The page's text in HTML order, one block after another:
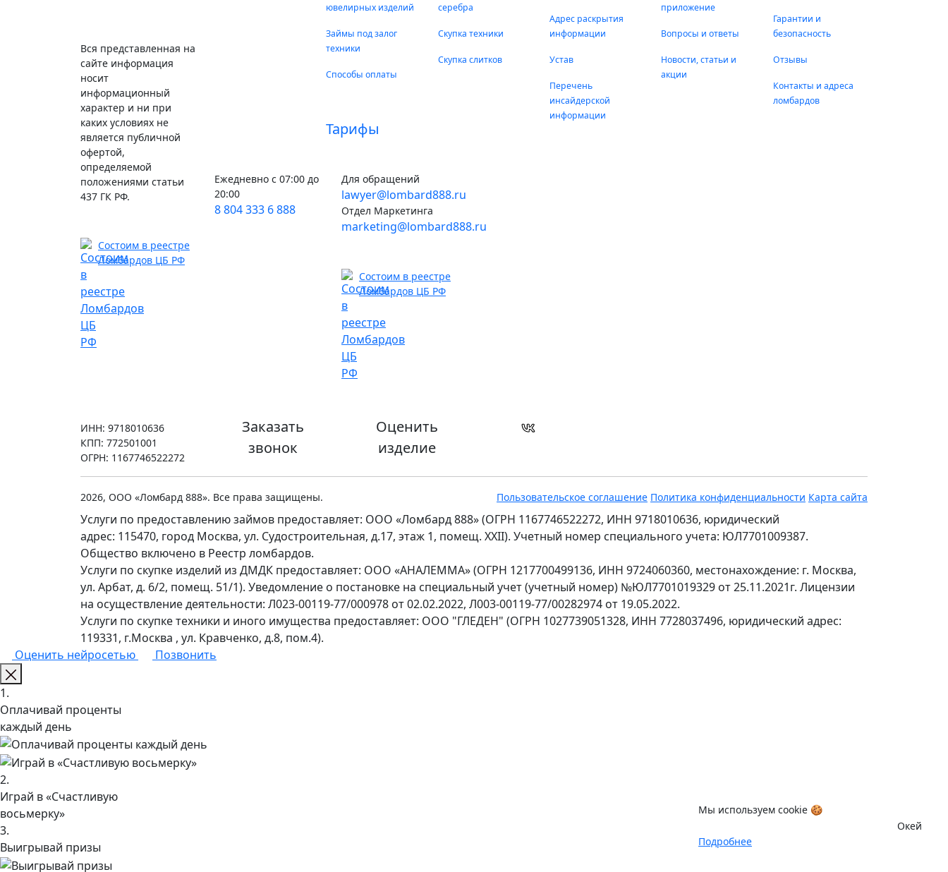
Вся представленная на
сайте информация
носит
информационный
характер и ни при
каких условиях не
является публичной
офертой,
определяемой
положениями статьи
437 ГК РФ.
Состоим в реестре
Ломбардов ЦБ РФ
ИНН: 9718010636
КПП: 772501001
ОГРН: 1167746522272
ювелирных изделий
Займы под залог
техники
Способы оплаты
Тарифы
серебра
Скупка техники
Скупка слитков
Адрес раскрытия
информации
Устав
Перечень
инсайдерской
информации
приложение
Вопросы и ответы
Новости, статьи и
акции
Гарантии и
безопасность
Отзывы
Контакты и адреса
ломбардов
Ежедневно с 07:00 до
20:00
8 804 333 6 888
Для обращений
lawyer@lombard888.ru
Отдел Маркетинга
marketing@lombard888.ru
Состоим в реестре
Ломбардов ЦБ РФ
Заказать
звонок
Оценить
изделие
2026, ООО «Ломбард 888». Все права защищены. Пользовательское соглашение Политика конфиденциальности Карта сайта
Услуги по предоставлению займов предоставляет: ООО «Ломбард 888» (ОГРН 1167746522272, ИНН 9718010636, юридический
адрес: 115470, город Москва, ул. Судостроительная, д.17, этаж 1, помещ. XXII). Учетный номер специального учета: ЮЛ7701009387.
Общество включено в Реестр ломбардов.
Услуги по скупке изделий из ДМДК предоставляет: ООО «АНАЛЕММА» (ОГРН 1217700499136, ИНН 9724060360, местонахождение: г. Москва,
ул. Арбат, д. 6/2, помещ. 51/1). Уведомление о постановке на специальный учет (учетный номер) №ЮЛ7701019329 от 25.11.2021г. Лицензии
на осуществление деятельности: Л023-00119-77/000978 от 02.02.2022, Л003-00119-77/00282974 от 19.05.2022.
Услуги по скупке техники и иного имущества предоставляет: ООО "ГЛЕДЕН" (ОГРН 1027739051328, ИНН 7728037496, юридический адрес:
119331, г.Москва , ул. Кравченко, д.8, пом.4).
Оценить нейросетью
Позвонить
Мы используем cookie 🍪
Подробнее
Окей
1.
Оплачивай проценты
каждый день
2.
Играй в «Счастливую
восьмерку»
3.
Выигрывай призы